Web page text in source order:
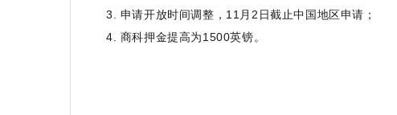
3. 申请开放时间调整，11月2日截止中国地区申请；
4. 商科押金提高为1500英镑。